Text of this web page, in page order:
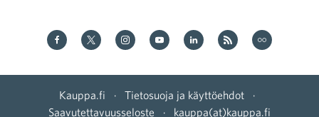
Kauppa Facebookissa
Kauppa Twitterissä
Kauppa on Instagram
Kauppa YouTubesssa
Kauppa LinkedInissä
Kauppa on RSS
Kauppa.fi · Tietosuoja ja käyttöehdot
·
Saavutettavuusseloste
· kauppa(at)kauppa.fi